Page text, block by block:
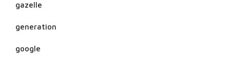
gazelle
generation
google